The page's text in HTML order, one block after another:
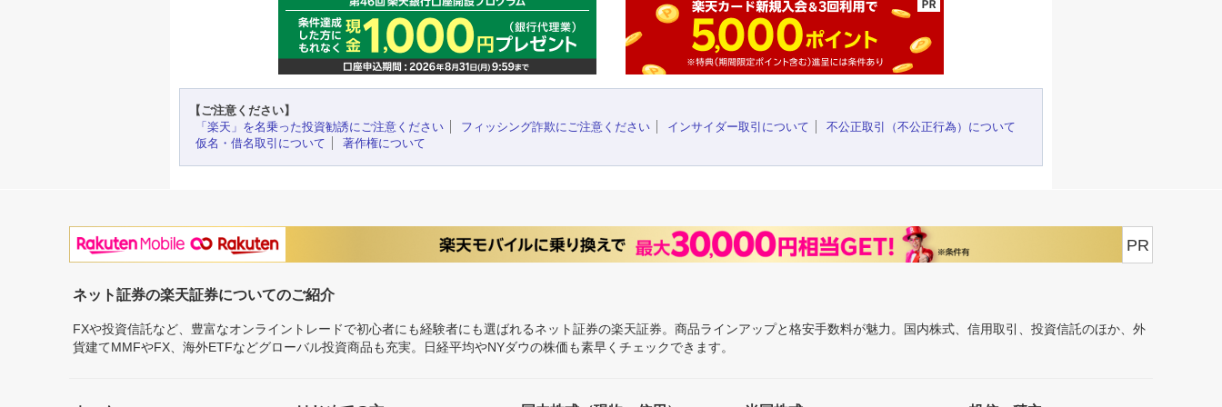
【ご注意ください】
「楽天」を名乗った投資勧誘にご注意ください
フィッシング詐欺にご注意ください インサイダー取引について
不公正取引（不公正行為）について
仮名・借名取引について
著作権について
PR
ネット証券の楽天証券についてのご紹介
FXや投資信託など、豊富なオンライントレードで初心者にも経験者にも選ばれるネット証券の楽天証券。商品ラインアップと格安手数料が魅力。国内株式、信用取引、投資信託のほか、外
貨建てMMFやFX、海外ETFなどグローバル投資商品も充実。日経平均やNYダウの株価も素早くチェックできます。